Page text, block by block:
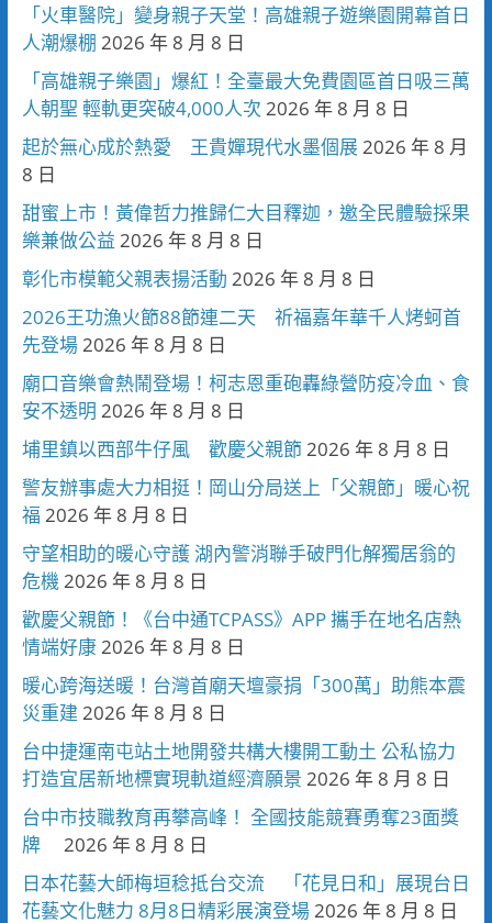
「火車醫院」變身親子天堂！高雄親子遊樂園開幕首日
人潮爆棚 2026 年 8 月 8 日
「高雄親子樂園」爆紅！全臺最大免費園區首日吸三萬
人朝聖 輕軌更突破4,000人次 2026 年 8 月 8 日
起於無心成於熱愛 王貴嬋現代水墨個展2026 年 8 月
8 日
甜蜜上市！黃偉哲力推歸仁大目釋迦，邀全民體驗採果
樂兼做公益 2026 年 8 月 8 日
彰化市模範父親表揚活動 2026 年 8 月 8 日
2026王功漁火節88節連二天 祈福嘉年華千人烤蚵首
先登場2026 年 8 月 8 日
廟口音樂會熱鬧登場！柯志恩重砲轟綠營防疫冷血、食
安不透明 2026 年 8 月 8 日
埔里鎮以西部牛仔風 歡慶父親節2026 年 8 月 8 日
警友辦事處大力相挺！岡山分局送上「父親節」暖心祝
福 2026 年 8 月 8 日
守望相助的暖心守護 湖內警消聯手破門化解獨居翁的
危機2026 年 8 月 8 日
歡慶父親節！《台中通TCPASS》APP 攜手在地名店熱
情端好康2026 年 8 月 8 日
暖心跨海送暖！台灣首廟天壇豪捐「300萬」助熊本震
災重建 2026 年 8 月 8 日
台中捷運南屯站土地開發共構大樓開工動土 公私協力
打造宜居新地標實現軌道經濟願景 2026 年 8 月 8 日
台中市技職教育再攀高峰！ 全國技能競賽勇奪23面獎
牌
2026 年 8 月 8 日
日本花藝大師梅垣稔抵台交流 「花見日和」展現台日
花藝文化魅力 8月8日精彩展演登場2026 年 8 月 8 日